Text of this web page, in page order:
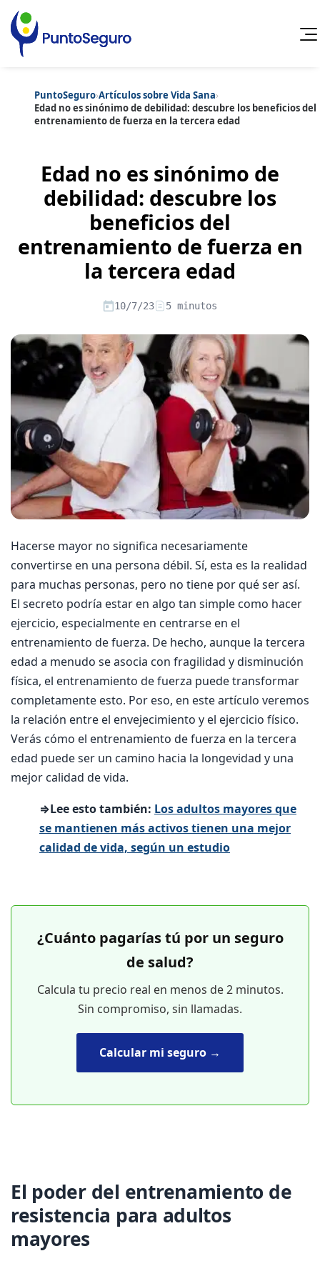
Cancelar
Artículos sobre Otros Seguros
Artículos sobre Seguros de Auto
Artículos sobre Seguros de Hogar
Artículos sobre Seguros de SaludContenido extra
Artículos sobre Convenios Colectivos
Artículos sobre Educación Financiera
Artículos sobre Seguros de Vida Hipoteca
Artículos sobre Seguros de Decesos
PuntoSeguro›Artículos sobre Vida Sana›
Edad no es sinónimo de debilidad: descubre los beneficios del
entrenamiento de fuerza en la tercera edad
Edad no es sinónimo de
debilidad: descubre los
beneficios del
entrenamiento de fuerza en
la tercera edad
10/7/23 5 minutos
Hacerse mayor no significa necesariamente
convertirse en una persona débil. Sí, esta es la realidad
para muchas personas, pero no tiene por qué ser así.
El secreto podría estar en algo tan simple como hacer
ejercicio, especialmente en centrarse en el
entrenamiento de fuerza. De hecho, aunque la tercera
edad a menudo se asocia con fragilidad y disminución
física, el entrenamiento de fuerza puede transformar
completamente esto. Por eso, en este artículo veremos
la relación entre el envejecimiento y el ejercicio físico.
Verás cómo el entrenamiento de fuerza en la tercera
edad puede ser un camino hacia la longevidad y una
mejor calidad de vida.
⇒Lee esto también: Los adultos mayores que
se mantienen más activos tienen una mejor
calidad de vida, según un estudio
¿Cuánto pagarías tú por un seguro
de salud?
Calcula tu precio real en menos de 2 minutos.
Sin compromiso, sin llamadas.
Calcular mi seguro →
El poder del entrenamiento de
resistencia para adultos
mayores